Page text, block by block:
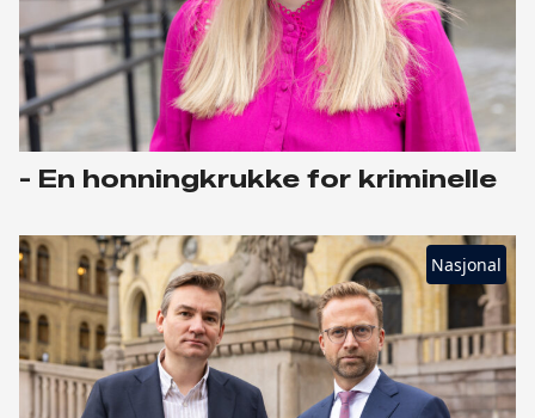
- En honningkrukke for kriminelle
Nasjonal